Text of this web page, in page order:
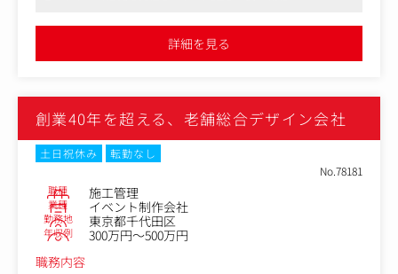
●納品作業や納品後のチェック対応・改善提案 など
詳細を見る
創業40年を超える、老舗総合デザイン会社
土日祝休み
転勤なし
No.78181
職種 施工管理
業種 イベント制作会社
勤務地 東京都千代田区
年収例
300万円～500万円
職務内容